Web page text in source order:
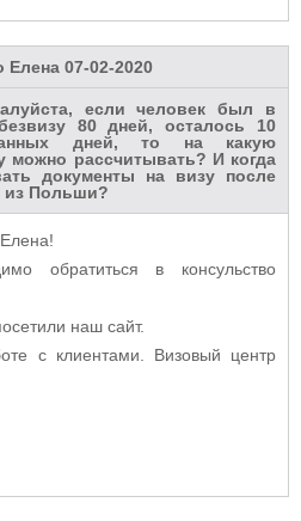
Елена 07-02-2020
если человек был в
80 дней, осталось 10
дней, то на какую
можно рассчитывать? И когда
документы на визу после
из Польши?
обратиться в консульство
наш сайт.
с клиентами. Визовый центр